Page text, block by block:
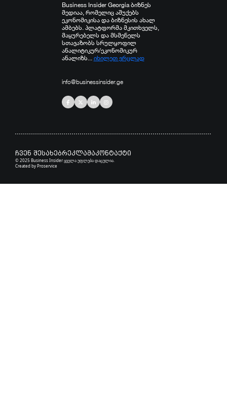
Business Insider Georgia ბიზნეს
მედიაა, რომელიც აშუქებს
ეკონომიკისა და ბიზნესის ახალ
ამბებს. პლატფორმა მკითხველს,
მაყურებელს და მსმენელს
სთავაზობს სრულყოფილ
ანალიტიკურ/ეკონომიკურ
ანალიზს... იხილეთ ვრცლად
info@businessinsider.ge
ჩვენ შესახებრეკლამაკონტაქტი
© 2025 Business Insider ყველა უფლება დაცულია.
Created byProservice